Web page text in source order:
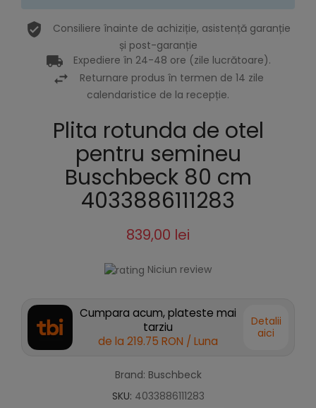
Consiliere înainte de achiziție, asistență garanție
și post-garanție
Expediere în 24-48 ore (zile lucrătoare).
Returnare produs în termen de 14 zile
calendaristice de la recepție.
Plita rotunda de otel
pentru semineu
Buschbeck 80 cm
4033886111283
839,00 lei
Niciun review
Cumpara acum, plateste mai
tarziu
de la 219.75 RON / Luna
Detalii
aici
Brand: Buschbeck
SKU: 4033886111283